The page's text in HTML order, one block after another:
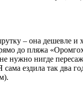
– она дешевле и
до пляжа
нужно нигде
ездила так два